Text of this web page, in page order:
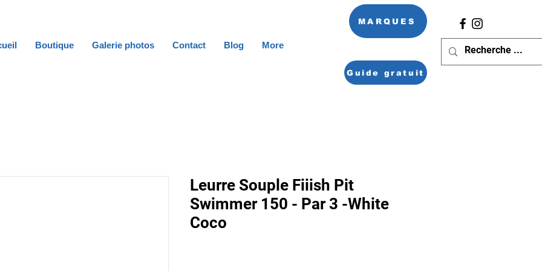
Boutique Galerie photos Contact Blog More
MARQUES
Guide gratuit
Leurre Souple Fiiish Pit
Swimmer 150 - Par 3 -White
Coco